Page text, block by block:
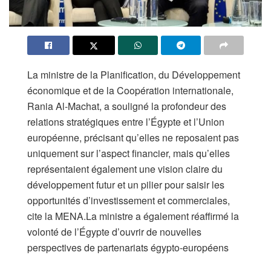
La ministre de la Planification, du Développement
économique et de la Coopération internationale,
Rania Al-Machat, a souligné la profondeur des
relations stratégiques entre l’Égypte et l’Union
européenne, précisant qu’elles ne reposaient pas
uniquement sur l’aspect financier, mais qu’elles
représentaient également une vision claire du
développement futur et un pilier pour saisir les
opportunités d’investissement et commerciales,
cite la MENA.La ministre a également réaffirmé la
volonté de l’Égypte d’ouvrir de nouvelles
perspectives de partenariats égypto-européens